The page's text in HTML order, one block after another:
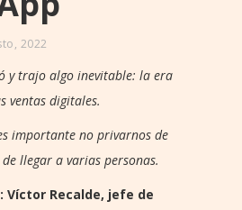
2022
y trajo algo inevitable: la era
ventas digitales.
importante no privarnos de
llegar a varias personas.
Víctor Recalde, jefe de